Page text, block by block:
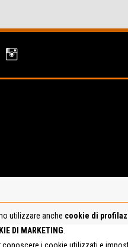
utilizzare anche cookie di
DI MARKETING